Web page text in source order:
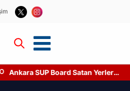
Ankara SUP Board Satan Yerler
Nerede? Kano Fiyatları!